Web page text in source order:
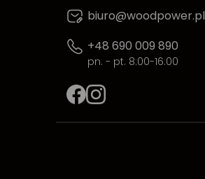
biuro@woodpower.pl
+48 690 009 890
pn. - pt. 8:00-16:00